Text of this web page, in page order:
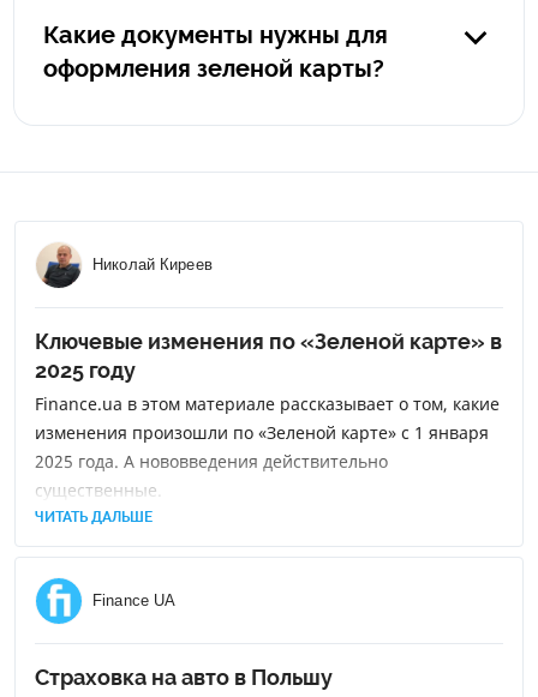
порядка 400 евро, а в Германии - от 900 евро. Также
немаловажным плюсом является то, что зеленая карта
необходимости, вы можете поехать в другую страну без
Какие документы нужны для
оформления зеленой карты?
Николай Киреев
Ключевые изменения по «Зеленой карте» в
2025 году
Finance.ua в этом материале рассказывает о том, какие
изменения произошли по «Зеленой карте» с 1 января
2025 года. А нововведения действительно
существенные.
ЧИТАТЬ ДАЛЬШЕ
Finance UA
Страховка на авто в Польшу